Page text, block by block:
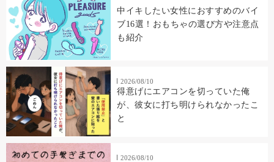
中イキしたい女性におすすめのバイ
ブ16選！おもちゃの選び方や注意点
も紹介
2026/08/10
得意げにエアコンを切っていた俺
が、彼女に打ち明けられなかったこ
と
2026/08/10